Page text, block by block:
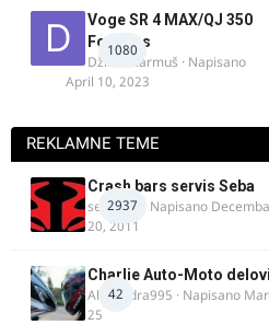
1080
Voge SR 4 MAX/QJ 350
Fortress
Džim Džarmuš · Napisano
April 10, 2023
REKLAMNE TEME
2937
Crash bars servis Seba
seba011 · Napisano
20, 2011
42
Charlie Auto-Moto delovi
Alexandra995 · Napisano
25